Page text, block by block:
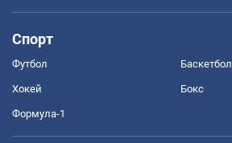
Спорт
Футбол Баскетбол
Хокей Бокс
Формула-1